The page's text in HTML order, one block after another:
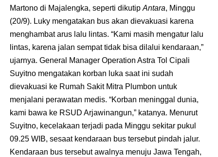
Martono di Majalengka, seperti dikutip Antara, Minggu
(20/9). Luky mengatakan bus akan dievakuasi karena
menghambat arus lalu lintas. “Kami masih mengatur lalu
lintas, karena jalan sempat tidak bisa dilalui kendaraan,”
ujarnya. General Manager Operation Astra Tol Cipali
Suyitno mengatakan korban luka saat ini sudah
dievakuasi ke Rumah Sakit Mitra Plumbon untuk
menjalani perawatan medis. “Korban meninggal dunia,
kami bawa ke RSUD Arjawinangun,” katanya. Menurut
Suyitno, kecelakaan terjadi pada Minggu sekitar pukul
09.25 WIB, sesaat kendaraan bus tersebut pindah jalur.
Kendaraan bus tersebut awalnya menuju Jawa Tengah,